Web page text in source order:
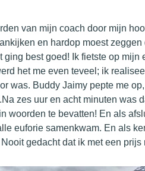
van mijn coach door mijn
en hardop moest
best goed! Ik fietste op mijn
het me even teveel; ik
was. Buddy Jaimy pepte me
zes uur en acht minuten was
woorden te bevatten! En als
euforie samenkwam. En als
gedacht dat ik met een prijs